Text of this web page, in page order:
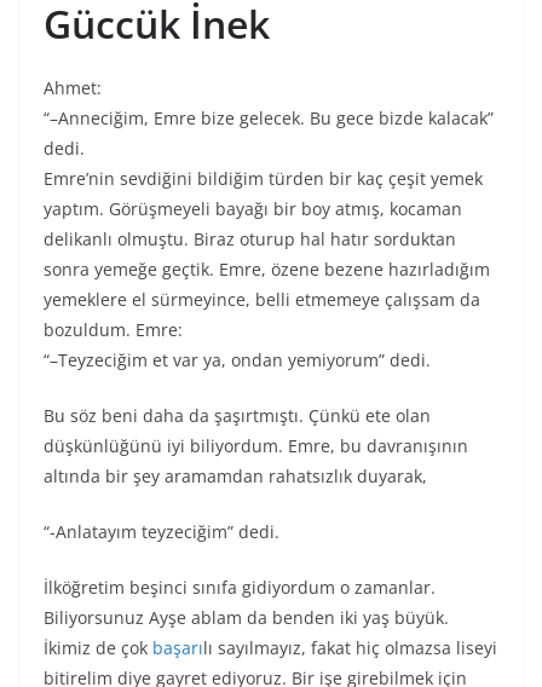
Güccük İnek
Ahmet:
“–Anneciğim, Emre bize gelecek. Bu gece bizde kalacak”
dedi.
Emre’nin sevdiğini bildiğim türden bir kaç çeşit yemek
yaptım. Görüşmeyeli bayağı bir boy atmış, kocaman
delikanlı olmuştu. Biraz oturup hal hatır sorduktan
sonra yemeğe geçtik. Emre, özene bezene hazırladığım
yemeklere el sürmeyince, belli etmemeye çalışsam da
bozuldum. Emre:
“–Teyzeciğim et var ya, ondan yemiyorum” dedi.
Bu söz beni daha da şaşırtmıştı. Çünkü ete olan
düşkünlüğünü iyi biliyordum. Emre, bu davranışının
altında bir şey aramamdan rahatsızlık duyarak,
“-Anlatayım teyzeciğim” dedi.
İlköğretim beşinci sınıfa gidiyordum o zamanlar.
Biliyorsunuz Ayşe ablam da benden iki yaş büyük.
İkimiz de çok başarılı sayılmayız, fakat hiç olmazsa liseyi
bitirelim diye gayret ediyoruz. Bir işe girebilmek için